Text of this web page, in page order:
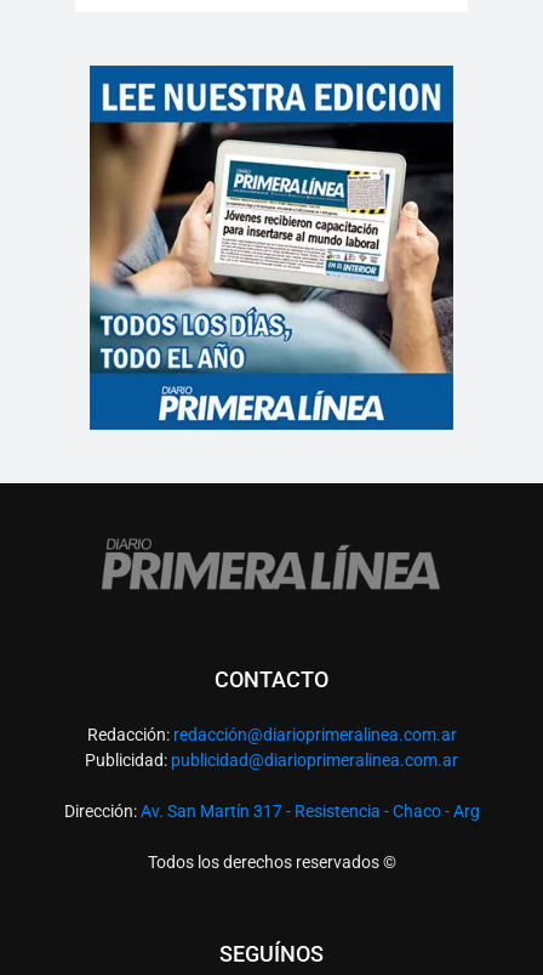
CONTACTO
Redacción: redacción@diarioprimeralinea.com.ar
Publicidad: publicidad@diarioprimeralinea.com.ar
Dirección:Av. San Martín 317 - Resistencia - Chaco - Arg
Todos los derechos reservados ©
SEGUÍNOS